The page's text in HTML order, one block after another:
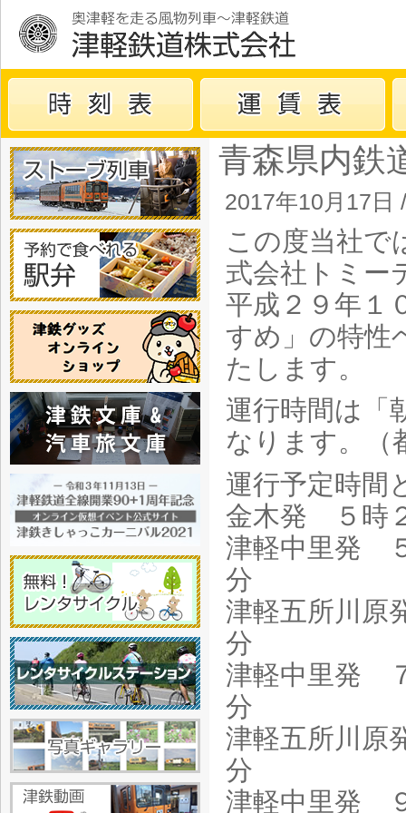
青森県内鉄
2017年10月17日
この度当社で
式会社トミー
平成２９年１
すめ」の特性
たします。
運行時間は「
なります。（
運行予定時間
金木発 ５時
津軽中里発
分
津軽五所川
分
津軽中里発
分
津軽五所川
分
津軽中里発